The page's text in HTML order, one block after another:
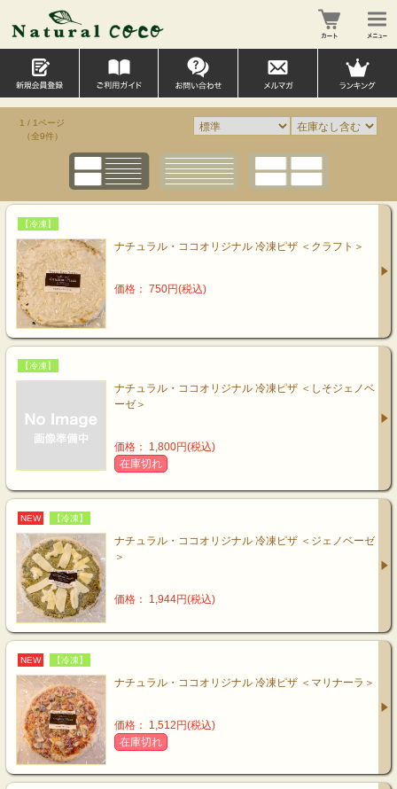
1 / 1ページ
（全9件）
【冷凍】
ナチュラル・ココオリジナル 冷凍ピザ ＜クラフト＞
価格： 750円(税込)
【冷凍】
ナチュラル・ココオリジナル 冷凍ピザ ＜しそジェノベ
ーゼ＞
価格： 1,800円(税込)
在庫切れ
NEW 【冷凍】
ナチュラル・ココオリジナル 冷凍ピザ ＜ジェノベーゼ
＞
価格： 1,944円(税込)
NEW 【冷凍】
ナチュラル・ココオリジナル 冷凍ピザ ＜マリナーラ＞
価格： 1,512円(税込)
在庫切れ